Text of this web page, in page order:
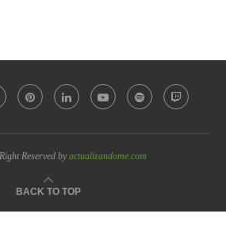
Reserved byactualizandome.com
BACK TO TOP